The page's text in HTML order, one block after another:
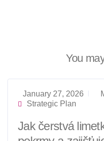
You
January 27, 2026
Strategic Plan
Jak čerstvá